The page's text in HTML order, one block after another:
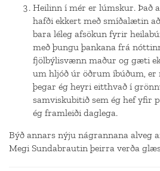
Heilinn í mér er lúmskur. Það
hafði ekkert með smíðalætin
bara léleg afsökun fyrir
með þungu þankana frá
fjölbýlisvænn maður og gæti
um hljóð úr öðrum íbúðum,
þegar ég heyri eitthvað í
samviskubitið sem ég hef yfir
ég framleiði daglega.
Býð annars nýju nágrannana alveg
Megi Sundabrautin þeirra verða